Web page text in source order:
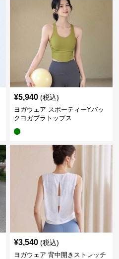
¥5,940 (税込)
ヨガウェア スポーティーYバッ
クヨガブラトップス
¥3,540 (税込)
ヨガウェア 背中開きストレッチ